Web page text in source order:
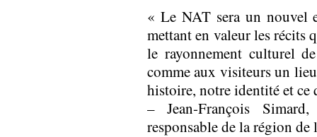
« Le NAT sera un nouvel
mettant en valeur les récits
le rayonnement culturel
comme aux visiteurs un
histoire, notre identité et ce
– Jean-François
responsable de la région